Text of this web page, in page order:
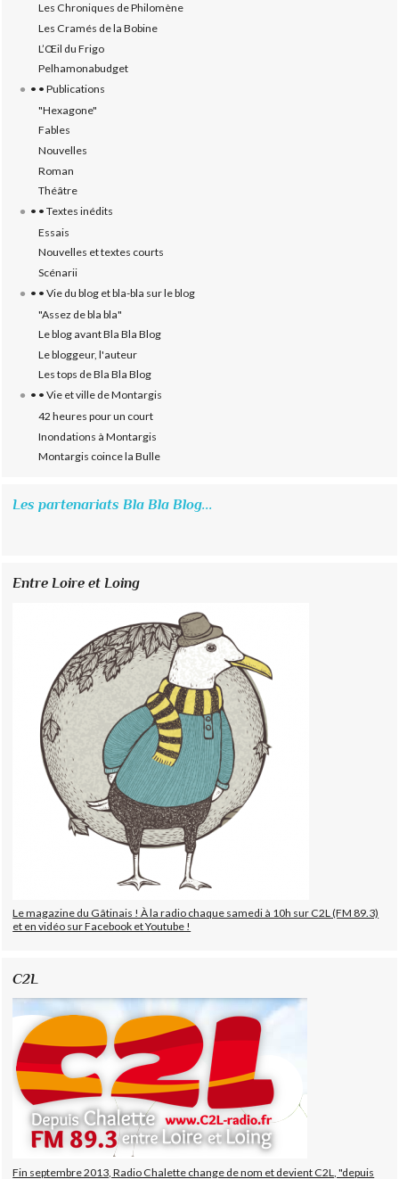
Les Chroniques de Philomène
Les Cramés de la Bobine
L’‎Œil du Frigo
Pelhamonabudget
• • Publications
"Hexagone"
Fables
Nouvelles
Roman
Théâtre
• • Textes inédits
Essais
Nouvelles et textes courts
Scénarii
• • Vie du blog et bla-bla sur le blog
"Assez de bla bla"
Le blog avant Bla Bla Blog
Le bloggeur, l'auteur
Les tops de Bla Bla Blog
• • Vie et ville de Montargis
42 heures pour un court
Inondations à Montargis
Montargis coince la Bulle
Les partenariats Bla Bla Blog...
Entre Loire et Loing
Le magazine du Gâtinais ! À la radio chaque samedi à 10h sur C2L (FM 89.3)
et en vidéo sur Facebook et Youtube !
C2L
Fin septembre 2013, Radio Chalette change de nom et devient C2L, "depuis